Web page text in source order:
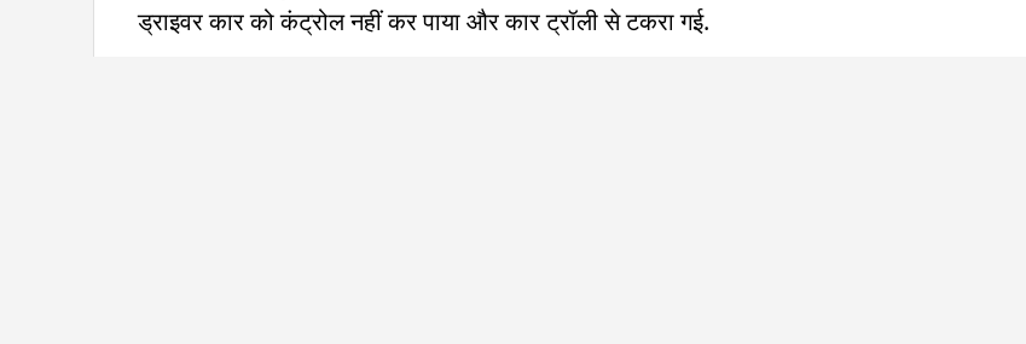
ड्राइवर कार को कंट्रोल नहीं कर पाया और कार ट्रॉली से टकरा गई.